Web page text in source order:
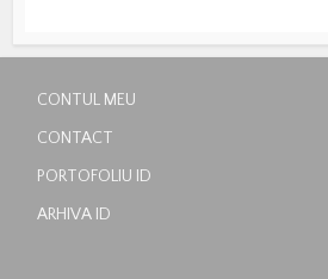
CONTUL MEU
CONTACT
PORTOFOLIU ID
ARHIVA ID